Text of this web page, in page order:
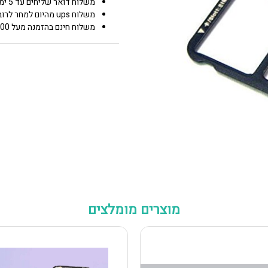
משלוח ups מהיום למחר לרוב איזורי הארץ 50.00 ₪
משלוח חינם בהזמנה מעל 600 0.00 ₪
מוצרים מומלצים